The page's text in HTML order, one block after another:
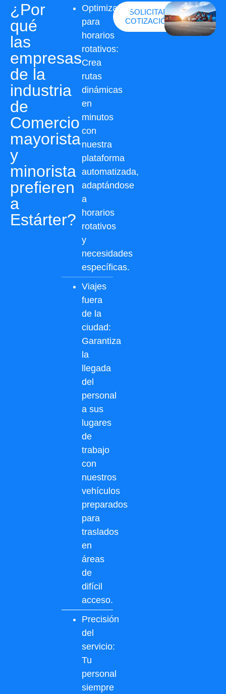
¿Por
qué
las
empresas
de la
industria
de
Comercio
mayorista
y
minorista
prefieren
a
Estárter?
SOLICITAR
COTIZACIÓN
Optimización
para
horarios
rotativos:
Crea
rutas
dinámicas
en
minutos
con
nuestra
plataforma
automatizada,
adaptándose
a
horarios
rotativos
y
necesidades
específicas.
Viajes
fuera
de la
ciudad:
Garantiza
la
llegada
del
personal
a sus
lugares
de
trabajo
con
nuestros
vehículos
preparados
para
traslados
en
áreas
de
difícil
acceso.
Precisión
del
servicio:
Tu
personal
siempre